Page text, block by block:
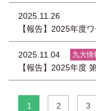
2025.11.26
2025.11.04
九大情
1 2 3